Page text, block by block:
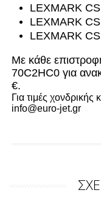
LEXMARK
LEXMARK
LEXMARK
Με κάθε
70C2HC0 για
€.
Για τιμές
info@euro-jet.gr